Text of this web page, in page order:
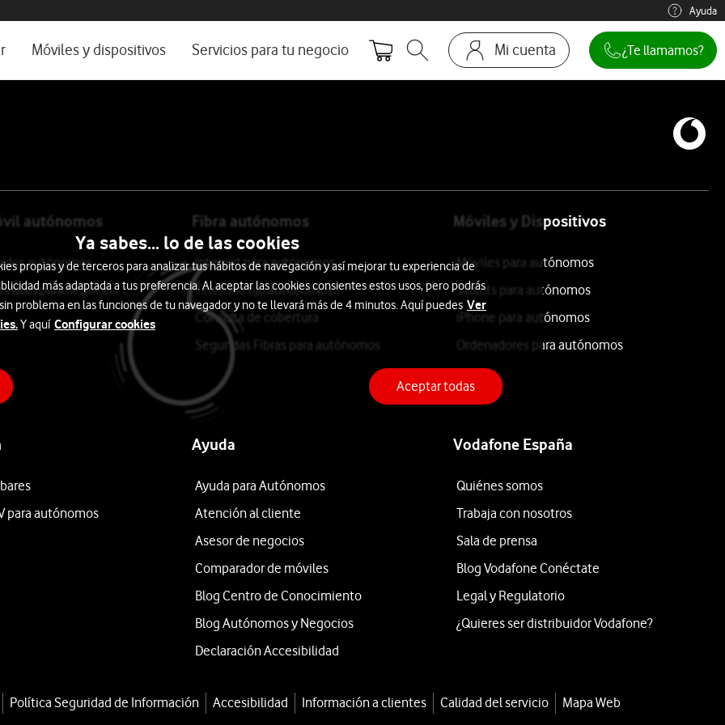
ayuda e idioma Ayuda
Móviles y dispositivos Servicios para tu negocio
Abrir buscador. Abre en ventana modal
Mi cuenta
Ir a la pagina acceso clientes
¿Te llamamos?
autónomos
autónomos
para negocios
Fibra autónomos
Internet para autónomos
Teléfono fijo autónomos
Consulta de cobertura
Segundas Fibras para autónomos
Móviles y Dispositivos
Móviles para autónomos
Tablets para autónomos
iPhone para autónomos
Ordenadores para autónomos
para autónomos
Ayuda
Ayuda para Autónomos
Atención al cliente
Asesor de negocios
Comparador de móviles
Blog Centro de Conocimiento
Blog Autónomos y Negocios
Declaración Accesibilidad
Vodafone España
Quiénes somos
Trabaja con nosotros
Sala de prensa
Blog Vodafone Conéctate
Legal y Regulatorio
¿Quieres ser distribuidor Vodafone?
Política Seguridad de Información Accesibilidad Información a clientes Calidad del servicio
Mapa Web
Ya sabes... lo de las cookies
propias y de terceros para analizar tus hábitos de navegación y así mejorar tu experiencia de
más adaptada a tus preferencia. Al aceptar las cookies consientes estos usos, pero podrás
problema en las funciones de tu navegador y no te llevará más de 4 minutos. Aquí puedes Ver
Y aquí Configurar cookies
Aceptar todas